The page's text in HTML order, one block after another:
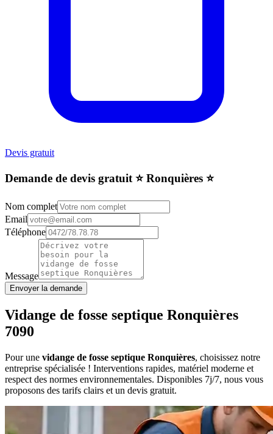
Devis gratuit
Demande de devis gratuit ⭐️ Ronquières ⭐️
Nom complet
Email
Téléphone
Message
Envoyer la demande
Vidange de fosse septique Ronquières
7090
Pour une vidange de fosse septique Ronquières, choisissez notre
entreprise spécialisée ! Interventions rapides, matériel moderne et
respect des normes environnementales. Disponibles 7j/7, nous vous
proposons des tarifs clairs et un devis gratuit.